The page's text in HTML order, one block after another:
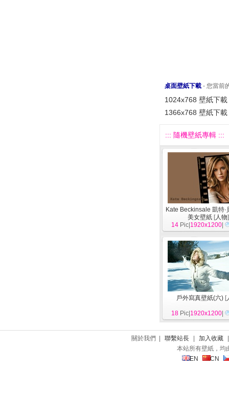
桌面壁紙下載 - 您當前
1024x768 壁紙下載
1366x768 壁紙下載
::: 隨機壁紙專輯 :::
Kate Beckinsale 凱特·
美女壁紙 [人物]
14 Pic| 1920x1200
戶外寫真壁紙(六) [
18 Pic| 1920x1200
關於我們 | 聯繫站長 加入收藏
本站所有壁紙，均
EN
CN